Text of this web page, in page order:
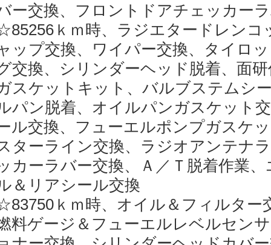
ー交換、フロントドアチェッカー
ｋｍ時、ラジエタードレンコ
ップ交換、ワイパー交換、タイロ
交換、シリンダーヘッド脱着、面
スケットキット、バルブステムシ
パン脱着、オイルパンガスケット
ル交換、フューエルポンプガスケ
ターライン交換、ラジオアンテナ
カーラバー交換、Ａ／Ｔ脱着作業
＆リアシール交換
ｋｍ時、オイル＆フィルター
料ゲージ＆フューエルレベルセン